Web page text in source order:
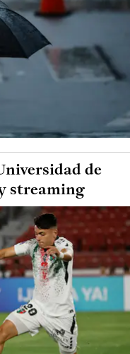
de
streaming